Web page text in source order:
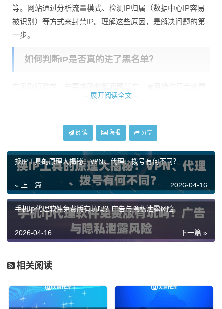
等。网站通过分析流量模式、检测IP归属（数据中心IP容易
被识别）等方式来封禁IP。理解这些原因，是解决问题的第
一步。
如何判断IP是否真的进了黑名单？
时间。你可以通过以下几种简单的方法来验证：
你的本地浏览器或工具中，尝试访问一个常见的、对代理不
败，那很可能是代理服务器本身出了问题，或者网络不通。
2. 目标网站访问测试：如果第一步成功，再用这个IP去访问
你的目标网站。如果目标网站打不开，但换成一个全新的IP
（比如你的本地网络IP）就能正常访问，那么基本可以确定
是这个代理IP被目标网站封禁了。
3. 使用在线IP检测工具： 有些在线服务可以帮你检测某个IP
确（因为网站多用私有黑名单），但可以作为参考。
IP被封后的紧急处理与自救策略
-- 展开阅读全文 --
阅读 海报 分享
换IP工具的原理大揭秘：VPN、代理、拨号有何不同？
« 上一篇 2026-04-16
手机ip代理软件免费版有坑吗？广告与隐私泄露风险
下一篇 »
2026-04-16
相关阅读